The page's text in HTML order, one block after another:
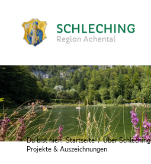
Du bist hier: Startseite / Über Schleching
Projekte & Auszeichnungen